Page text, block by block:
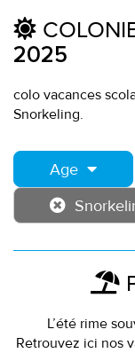
2025
colo vacances
Snorkeling.
Age
L’été rime
Retrouvez ici nos